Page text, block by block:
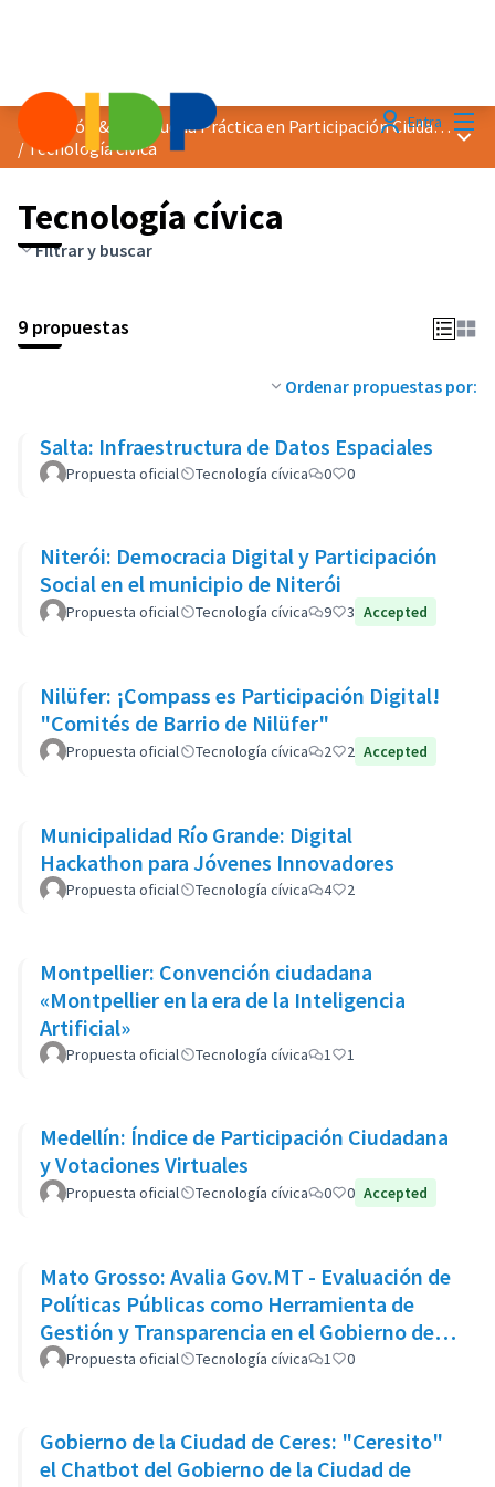
EntraDistinción &quot;Buena Práctica en Participación Ciudadana&quot; 2025
/Tecnología cívica
Tecnología cívica
Filtrar y buscar
9 propuestas
Ordenar propuestas por:
Salta: Infraestructura de Datos Espaciales
Propuesta oficial Tecnología cívica 0 0
Niterói: Democracia Digital y Participación
Social en el municipio de Niterói
Propuesta oficial Tecnología cívica 9 3 Accepted
Nilüfer: ¡Compass es Participación Digital!
"Comités de Barrio de Nilüfer"
Propuesta oficial Tecnología cívica 2 2 Accepted
Municipalidad Río Grande: Digital
Hackathon para Jóvenes Innovadores
Propuesta oficial Tecnología cívica 4 2
Montpellier: Convención ciudadana
«Montpellier en la era de la Inteligencia
Artificial»
Propuesta oficial Tecnología cívica 1 1
Medellín: Índice de Participación Ciudadana
y Votaciones Virtuales
Propuesta oficial Tecnología cívica 0 0 Accepted
Mato Grosso: Avalia Gov.MT - Evaluación de
Políticas Públicas como Herramienta de
Gestión y Transparencia en el Gobierno del
Estado de Mato Grosso
Propuesta oficial Tecnología cívica 1 0
Gobierno de la Ciudad de Ceres: "Ceresito"
el Chatbot del Gobierno de la Ciudad de